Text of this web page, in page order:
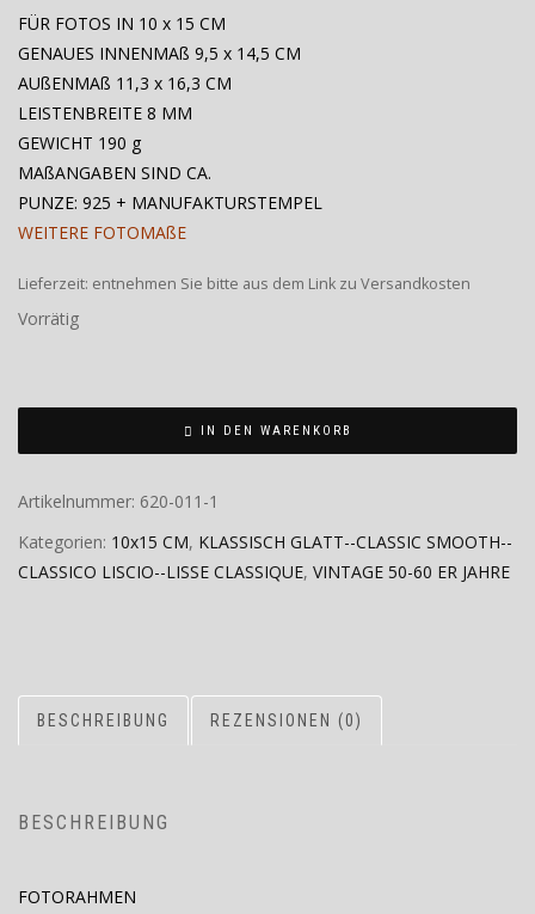
FÜR FOTOS IN 10 x 15 CM
GENAUES INNENMAß 9,5 x 14,5 CM
AUßENMAß 11,3 x 16,3 CM
LEISTENBREITE 8 MM
GEWICHT 190 g
MAßANGABEN SIND CA.
PUNZE: 925 + MANUFAKTURSTEMPEL
WEITERE FOTOMAßE
Lieferzeit: entnehmen Sie bitte aus dem Link zu Versandkosten
Vorrätig
IN DEN WARENKORB
Artikelnummer: 620-011-1
Kategorien: 10x15 CM, KLASSISCH GLATT--CLASSIC SMOOTH--
CLASSICO LISCIO--LISSE CLASSIQUE, VINTAGE 50-60 ER JAHRE
BESCHREIBUNG REZENSIONEN (0)
BESCHREIBUNG
FOTORAHMEN